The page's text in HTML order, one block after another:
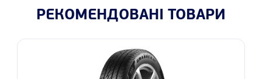
РЕКОМЕНДОВАНІ ТОВАРИ